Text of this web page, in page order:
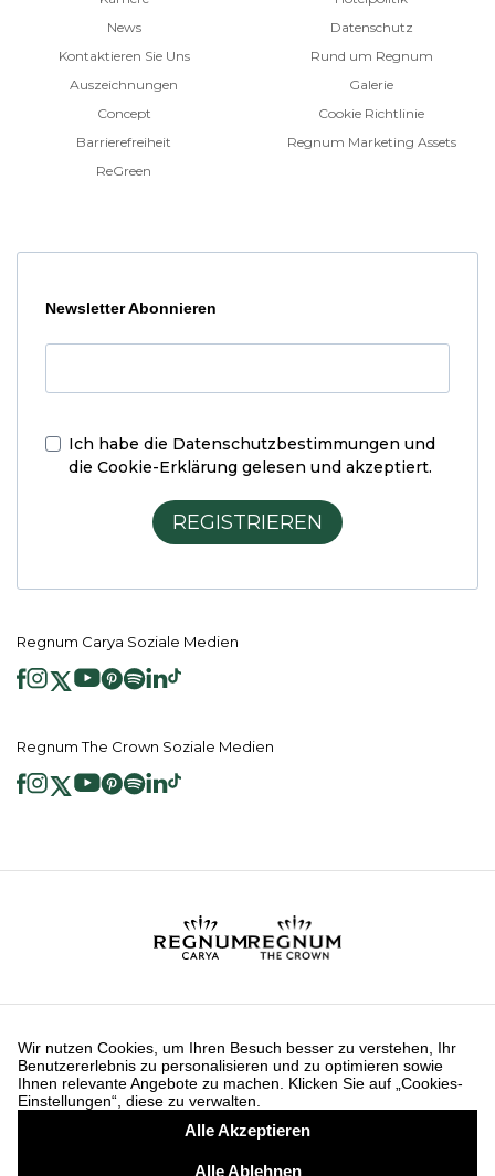
News
Kontaktieren Sie Uns
Auszeichnungen
Concept
Barrierefreiheit
ReGreen
Datenschutz
Rund um Regnum
Galerie
Cookie Richtlinie
Regnum Marketing Assets
Newsletter Abonnieren
Ich habe die Datenschutzbestimmungen und
die Cookie-Erklärung gelesen und akzeptiert.
REGISTRIEREN
Regnum Carya Soziale Medien
Regnum The Crown Soziale Medien
2026 ® Regnum Hotels. Alle Rechte vorbehalten.
Cookie RichtlinieHauptseiteDienste der Informationsgesellschaft